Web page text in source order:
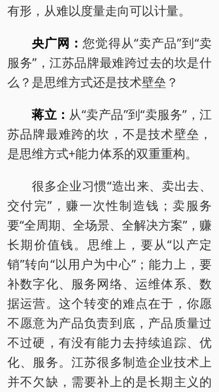
有形，从难以度量走向可以计量。
央广网：您觉得从“卖产品”到“卖
服务”，江苏品牌最难跨过去的坎是什
么？是思维方式还是技术壁垒？
蒋立： 从“卖产品”到“卖服务”，江
苏品牌最难跨的坎，不是技术壁垒，
是思维方式+能力体系的双重重构。
很多企业习惯“造出来、卖出去、
交付完”，赚一次性制造钱；卖服务
要“全周期、全场景、全解决方案”，赚
长期价值钱。思维上，要从“以产定
销”转向“以用户为中心”；能力上，要
补数字化、服务网络、运维体系、数
据运营。这个转变的难点在于，你愿
不愿意为产品负责到底，产品质量过
不过硬，有没有能力去持续追踪、优
化、服务。江苏很多制造企业技术上
并不欠缺，需要补上的是长期主义的